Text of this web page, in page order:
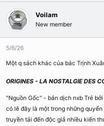
Voilam
New member
5/6/26
Một q sách khác của bác Trịnh
ORIGINES - LA NOSTALGIE DES
"Nguồn Gốc" - bản dịch nxb Trẻ
có lẽ đây là một trong những
truyền tải đến độc giả nhiều kiến